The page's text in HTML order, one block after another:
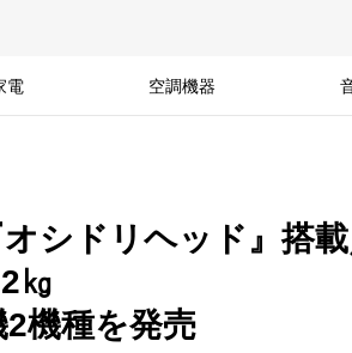
電 空調機器
シドリヘッド』搭載
㎏
機種を発売